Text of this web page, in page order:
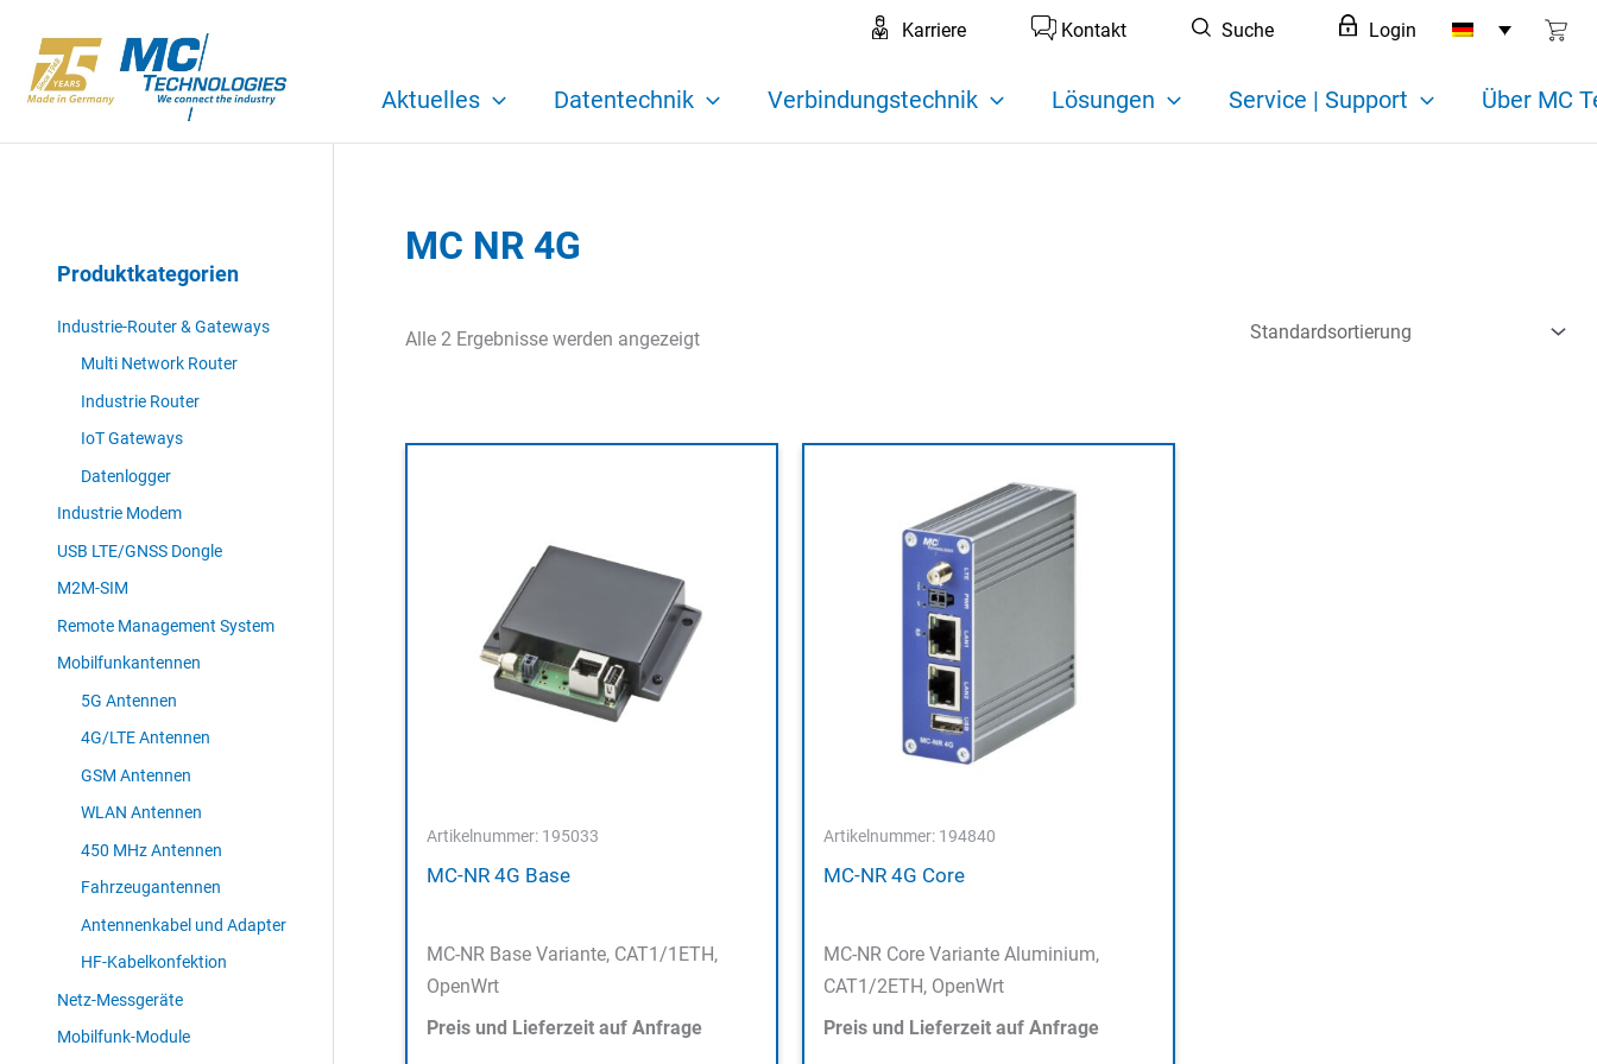
Inhalt
springen
Karriere Kontakt Suche Login
Aktuelles Datentechnik Verbindungstechnik Lösungen Service | Support Über MC
Produktkategorien
Industrie-Router & Gateways
Multi Network Router
Industrie Router
IoT Gateways
Datenlogger
Industrie Modem
USB LTE/GNSS Dongle
M2M-SIM
Remote Management System
Mobilfunkantennen
5G Antennen
4G/LTE Antennen
GSM Antennen
WLAN Antennen
450 MHz Antennen
Fahrzeugantennen
Antennenkabel und Adapter
HF-Kabelkonfektion
Netz-Messgeräte
Mobilfunk-Module
MC NR 4G
Alle 2 Ergebnisse werden angezeigt
Artikelnummer: 195033
MC-NR 4G Base
MC-NR Base Variante, CAT1/1ETH,
OpenWrt
Preis und Lieferzeit auf Anfrage
Artikelnummer: 194840
MC-NR 4G Core
MC-NR Core Variante Aluminium,
CAT1/2ETH, OpenWrt
Preis und Lieferzeit auf Anfrage